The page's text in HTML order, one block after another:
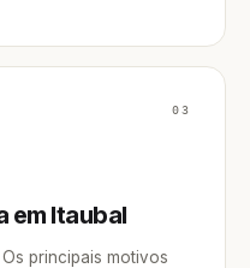
03
em Itaubal
principais motivos